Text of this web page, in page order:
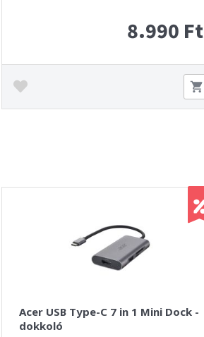
8.990 Ft
Acer USB Type-C 7 in 1 Mini Dock -
dokkoló